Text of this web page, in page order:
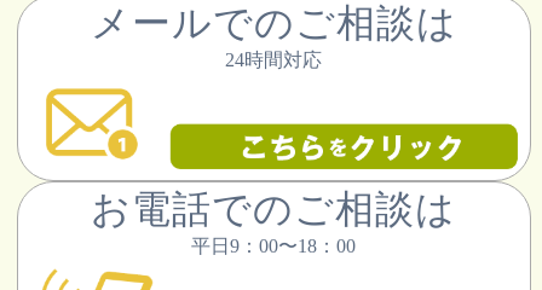
メールでのご相談は
24時間対応
お電話でのご相談は
平日9：00〜18：00